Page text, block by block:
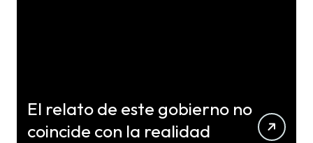
El relato de este gobierno no
coincide con la realidad